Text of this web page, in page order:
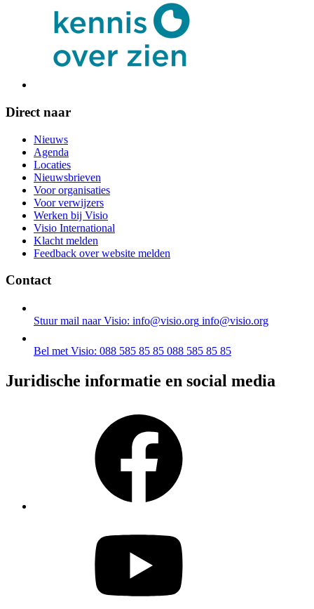
Direct naar
Nieuws
Agenda
Locaties
Nieuwsbrieven
Voor organisaties
Voor verwijzers
Werken bij Visio
Visio International
Klacht melden
Feedback over website melden
Contact
Stuur mail naar Visio: info@visio.org info@visio.org
Bel met Visio: 088 585 85 85 088 585 85 85
Juridische informatie en social media